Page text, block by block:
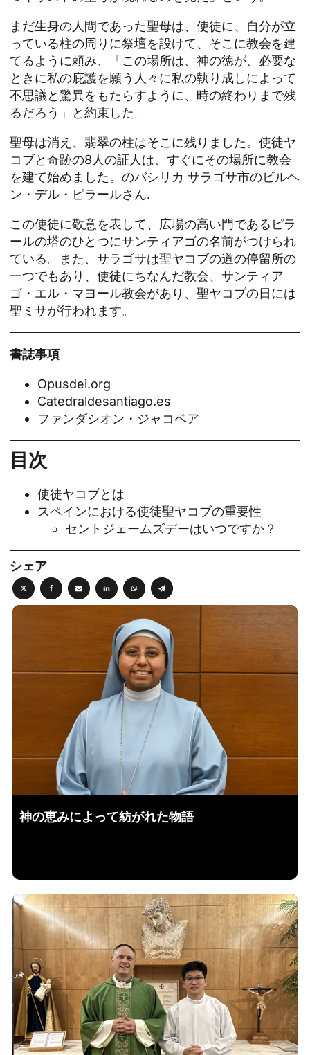
まだ生身の人間であった聖母は、使徒に、自分が立
っている柱の周りに祭壇を設けて、そこに教会を建
てるように頼み、「この場所は、神の徳が、必要な
ときに私の庇護を願う人々に私の執り成しによって
不思議と驚異をもたらすように、時の終わりまで残
るだろう」と約束した。
聖母は消え、翡翠の柱はそこに残りました。使徒ヤ
コブと奇跡の8人の証人は、すぐにその場所に教会
を建て始めました。のバシリカ サラゴサ市のビルヘ
ン・デル・ピラールさん.
この使徒に敬意を表して、広場の高い門であるピラ
ールの塔のひとつにサンティアゴの名前がつけられ
ている。また、サラゴサは聖ヤコブの道の停留所の
一つでもあり、使徒にちなんだ教会、サンティア
ゴ・エル・マヨール教会があり、聖ヤコブの日には
聖ミサが行われます。
書誌事項
Opusdei.org
Catedraldesantiago.es
ファンダシオン・ジャコベア
目次
使徒ヤコブとは
スペインにおける使徒聖ヤコブの重要性
セントジェームズデーはいつですか？
シェア
神の恵みによって紡がれた物語